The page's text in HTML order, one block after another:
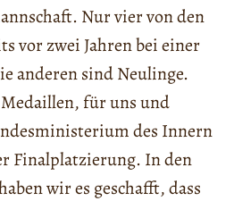
Nur vier von den
vor zwei Jahren bei einer
anderen sind Neulinge.
für uns und
des Innern
Finalplatzierung. In den
wir es geschafft, dass